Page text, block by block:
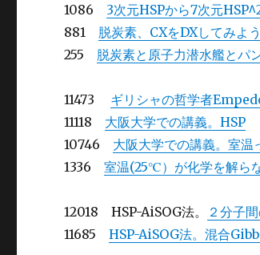
1086 3次元HSPから7次元
881 脱炭素、CXをDXしてみよう
255 脱炭素と原子力潜水艦とパ
11473 ギリシャの哲学者
11118 大阪大学での講義。HSP
10746 大阪大学での講義。室温
1336室温(25℃）が化学を解ら
12018 HSP-AiSOG法。 ２分子
11685HSP-AiSOG法。混合